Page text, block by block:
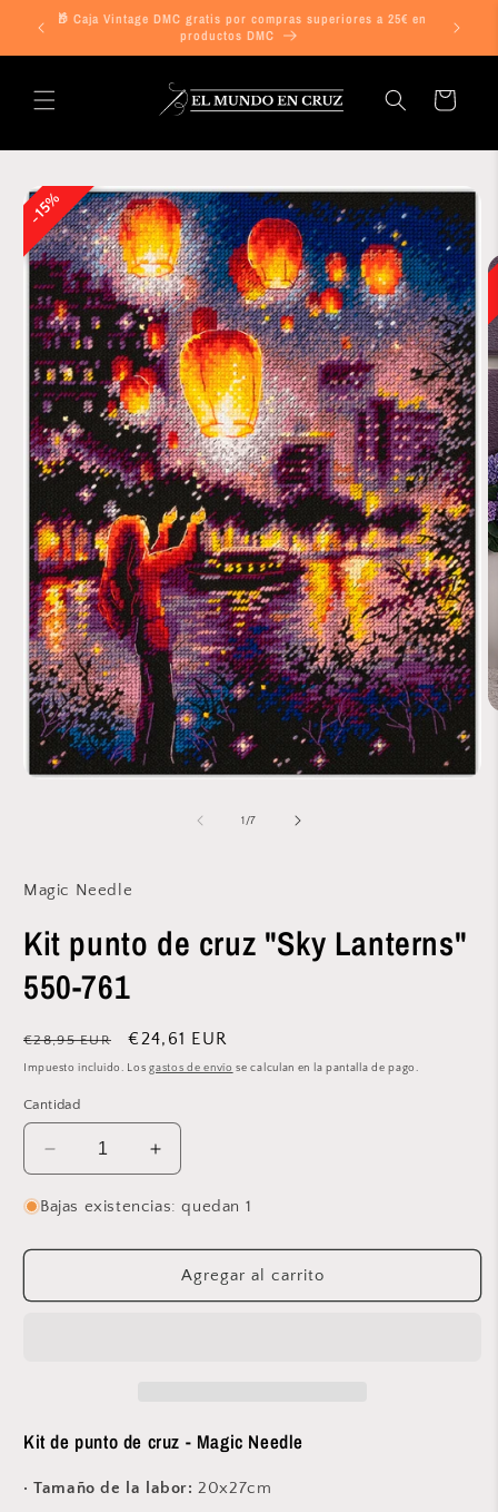
directamente
🎁 Caja Vintage DMC gratis por compras superiores a 25€ en
productos DMC
Carrito
directamente
a la
información
del producto
15%
ventana
modal
1 /de
7
Magic Needle
Kit punto de cruz "Sky Lanterns"
550-761
Precio
habitual
€28,95 EUR
Precio
de
€24,61 EUR
Impuesto incluido. Losgastos de envío se calculan en la pantalla de pago.
Cantidad
Reducir
cantidad
para
punto
cruz
Aumentar
cantidad
para
punto
cruz
Bajas existencias: quedan 1
Agregar al carrito
Kit de punto de cruz - Magic Needle
· Tamaño de la labor: 20x27cm